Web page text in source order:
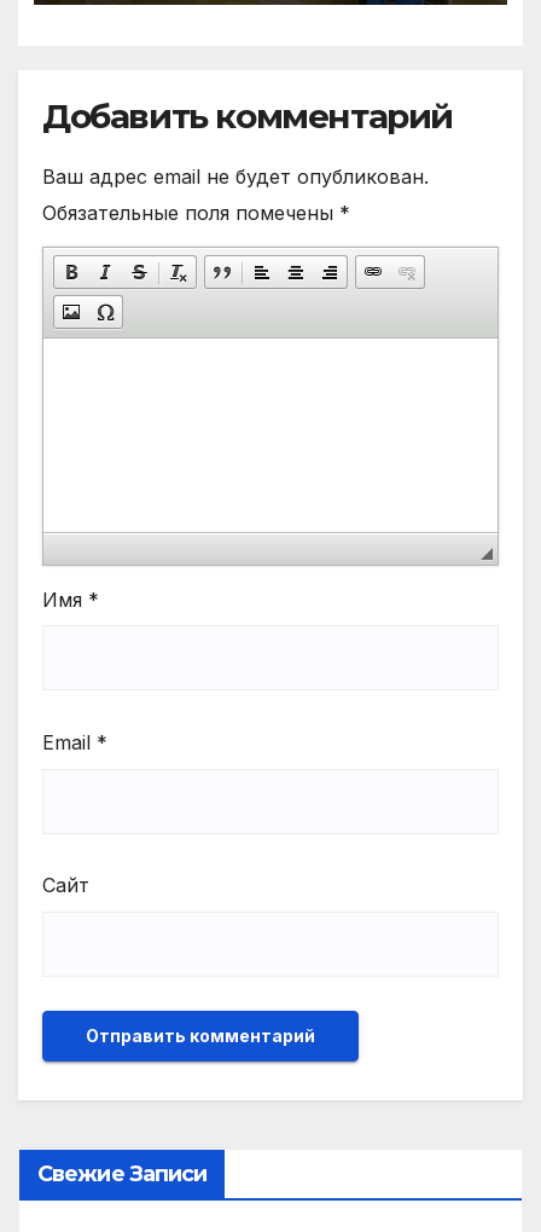
Добавить комментарий
Ваш адрес email не будет опубликован.
Обязательные поля помечены *
Имя *
Email *
Сайт
Свежие Записи